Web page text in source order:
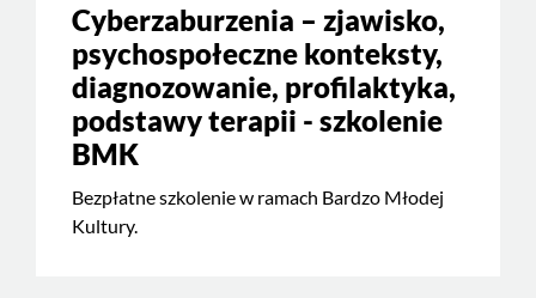
Cyberzaburzenia – zjawisko,
psychospołeczne konteksty,
diagnozowanie, profilaktyka,
podstawy terapii - szkolenie
BMK
Bezpłatne szkolenie w ramach Bardzo Młodej
Kultury.